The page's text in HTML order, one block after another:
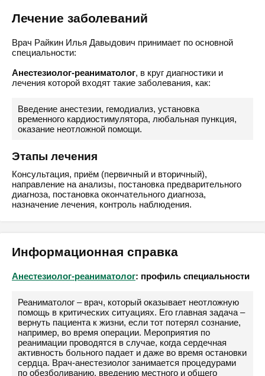
Лечение заболеваний
Врач Райкин Илья Давыдович принимает по основной
специальности:
Анестезиолог-реаниматолог, в круг диагностики и
лечения которой входят такие заболевания, как:
Введение анестезии, гемодиализ, установка
временного кардиостимулятора, любальная пункция,
оказание неотложной помощи.
Этапы лечения
Консультация, приём (первичный и вторичный),
направление на анализы, постановка предварительного
диагноза, постановка окончательного диагноза,
назначение лечения, контроль наблюдения.
Информационная справка
Анестезиолог-реаниматолог: профиль специальности
Реаниматолог – врач, который оказывает неотложную
помощь в критических ситуациях. Его главная задача –
вернуть пациента к жизни, если тот потерял сознание,
например, во время операции. Мероприятия по
реанимации проводятся в случае, когда сердечная
активность больного падает и даже во время остановки
сердца. Врач-анестезиолог занимается процедурами
по обезболиванию, введению местного и общего